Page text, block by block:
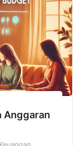
cara paling
Anggaran